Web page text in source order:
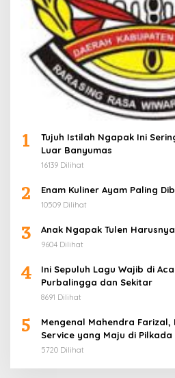
1
Tujuh Istilah Ngapak Ini
Luar Banyumas
16139 Dilihat
2 Enam Kuliner Ayam Paling
10509 Dilihat
3 Anak Ngapak Tulen
9604 Dilihat
4
Ini Sepuluh Lagu Wajib di
Purbalingga dan Sekitar
8691 Dilihat
5
Mengenal Mahendra Farizal,
Service yang Maju di
5720 Dilihat